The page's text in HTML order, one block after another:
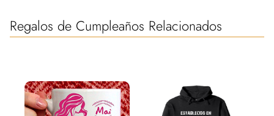
Regalos de Cumpleaños Relacionados